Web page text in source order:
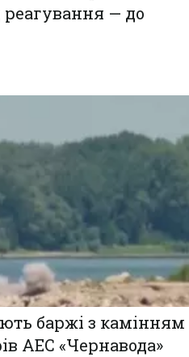
реагування — до
баржі з
АЕС «Чернавода»